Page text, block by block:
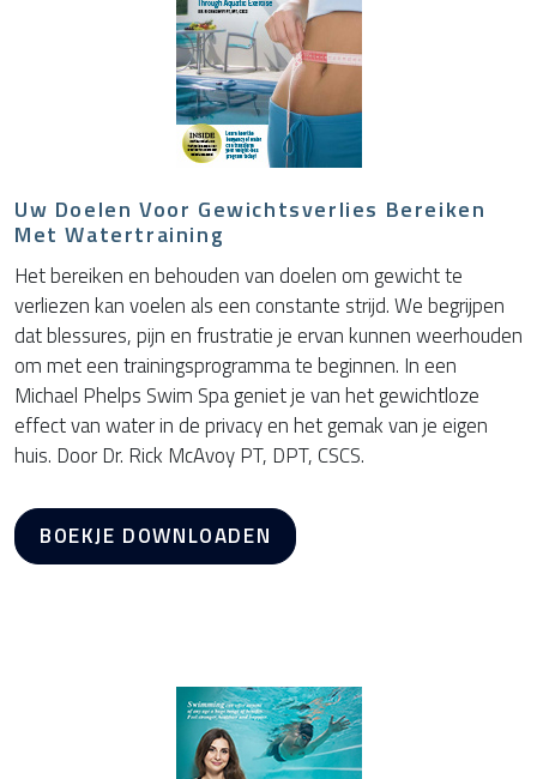
Uw Doelen Voor Gewichtsverlies Bereiken
Met Watertraining
Het bereiken en behouden van doelen om gewicht te
verliezen kan voelen als een constante strijd. We begrijpen
dat blessures, pijn en frustratie je ervan kunnen weerhouden
om met een trainingsprogramma te beginnen. In een
Michael Phelps Swim Spa geniet je van het gewichtloze
effect van water in de privacy en het gemak van je eigen
huis. Door Dr. Rick McAvoy PT, DPT, CSCS.
BOEKJE DOWNLOADEN